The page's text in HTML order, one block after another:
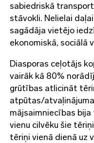
sabiedriskā
stāvokli. Nelielai
sagādāja vietējo
ekonomiskā, sociālā
Diasporas ceļotājs
vairāk kā 80%
grūtības atlicināt
atpūtas/
mājsaimniecības bija
vienu cilvēku šie
tēriņi vienā dienā uz